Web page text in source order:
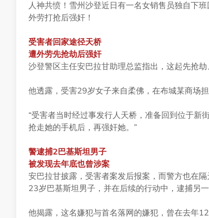
人神共愤！雪州沙登近日有一名女销售员独自下
外劳打抢后强奸！
受害者回家途径天桥
遭外劳先抢劫后强奸
沙登警区主任安巴拉甘助理总监指出，这起先抢
他透露，受害29岁女子来自柔佛，在布城某商场担
“受害者当时经过事发行人天桥，准备回到位于新
抢走她的手机后，再强奸她。”
警逮捕2巴基斯坦男子
被发现去年底也曾涉案
安巴拉甘披露，受害者案发后报案，而警方也在
23岁巴基斯坦男子，并在后续的行动中，逮捕另
他揭露，这名嫌犯与首名落网的嫌犯，曾在去年